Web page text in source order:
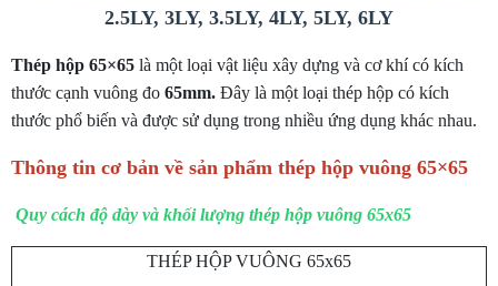
2.5LY, 3LY, 3.5LY, 4LY, 5LY, 6LY
Thép hộp 65×65 là một loại vật liệu xây dựng và cơ khí có kích
thước cạnh vuông đo 65mm. Đây là một loại thép hộp có kích
thước phổ biến và được sử dụng trong nhiều ứng dụng khác nhau.
Thông tin cơ bản về sản phẩm thép hộp vuông 65×65
Quy cách độ dày và khối lượng thép hộp vuông 65x65
THÉP HỘP VUÔNG 65x65